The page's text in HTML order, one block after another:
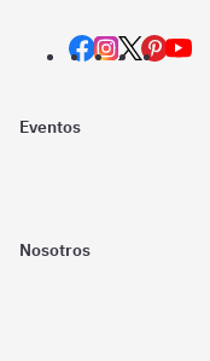
Eventos
Nosotros